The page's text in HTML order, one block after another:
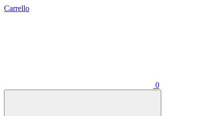
Carrello
0